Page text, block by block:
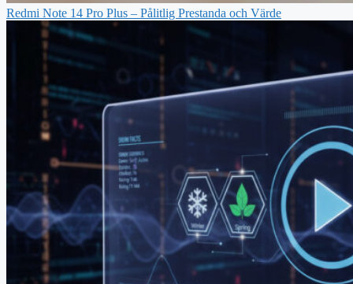
Redmi Note 14 Pro Plus – Pålitlig Prestanda och Värde